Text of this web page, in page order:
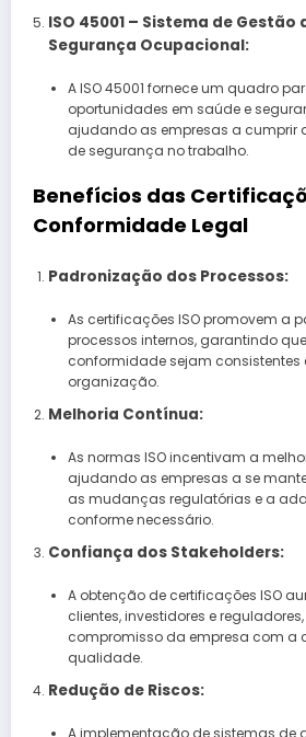
ISO 45001 – Sistema de Gestão
Segurança Ocupacional:
A ISO 45001 fornece um quadro
oportunidades em saúde e
ajudando as empresas a cumprir
de segurança no trabalho.
Benefícios das
Conformidade Legal
Padronização dos Processos:
As certificações ISO promovem a
processos internos, garantindo
conformidade sejam consistentes
organização.
Melhoria Contínua:
As normas ISO incentivam a
ajudando as empresas a se
as mudanças regulatórias e a
conforme necessário.
Confiança dos Stakeholders:
A obtenção de certificações ISO
clientes, investidores e
compromisso da empresa com a
qualidade.
Redução de Riscos: